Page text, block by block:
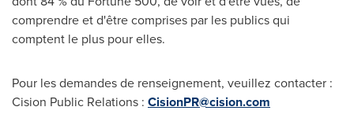
comprendre et d'être comprises par les publics qui
comptent le plus pour elles.
Pour les demandes de renseignement, veuillez contacter :
Cision Public Relations : CisionPR@cision.com